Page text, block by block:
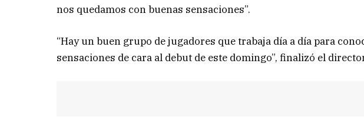
nos quedamos con buenas sensaciones”.
“Hay un buen grupo de jugadores que trabaja día a día para
sensaciones de cara al debut de este domingo”, finalizó el